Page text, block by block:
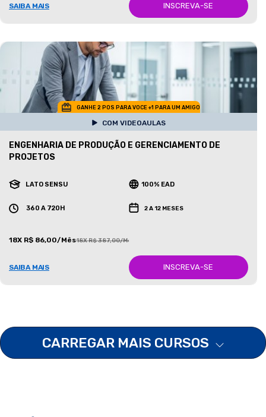
SAIBA MAIS INSCREVA-SE
GANHE 2 POS PARA VOCE +1 PARA UM AMIGO
COM VIDEOAULAS
ENGENHARIA DE PRODUÇÃO E GERENCIAMENTO DE
PROJETOS
LATO SENSU 100% EAD
360 A 720H 2 A 12 MESES
18X R$ 86,00/Mês18X R$ 387,00/Mês
SAIBA MAIS INSCREVA-SE
CARREGAR MAIS CURSOS